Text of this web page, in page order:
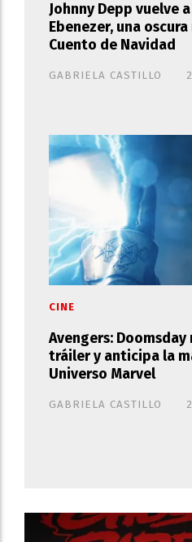
Johnny Depp vuelve
Ebenezer, una
Cuento de Navidad
GABRIELA CASTILLO
Avengers:
tráiler y anticipa la
Universo Marvel
GABRIELA CASTILLO
CINE